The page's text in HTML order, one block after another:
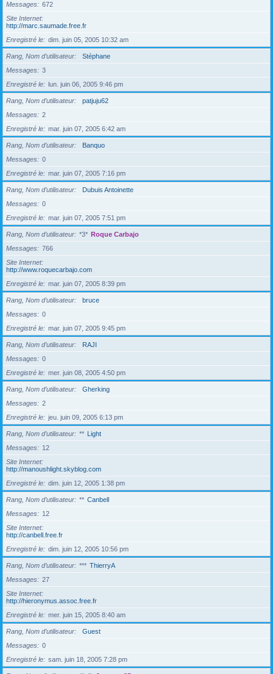
Messages
672
Site Internet
http://marc.saumade.free.fr
Enregistré le
dim. juin 05, 2005 10:32 am
Rang, Nom d’utilisateur
Stéphane
Messages
3
Enregistré le
lun. juin 06, 2005 9:46 pm
Rang, Nom d’utilisateur
patjuju62
Messages
2
Enregistré le
mar. juin 07, 2005 6:42 am
Rang, Nom d’utilisateur
Banquo
Messages
0
Enregistré le
mar. juin 07, 2005 7:16 pm
Rang, Nom d’utilisateur
Dubuis Antoinette
Messages
0
Enregistré le
mar. juin 07, 2005 7:51 pm
Rang, Nom d’utilisateur *3* Roque Carbajo
Messages
766
Site Internet
http://www.roquecarbajo.com
Enregistré le
mar. juin 07, 2005 8:39 pm
Rang, Nom d’utilisateur
bruce
Messages
0
Enregistré le
mar. juin 07, 2005 9:45 pm
Rang, Nom d’utilisateur
RAJI
Messages
0
Enregistré le
mer. juin 08, 2005 4:50 pm
Rang, Nom d’utilisateur
Gherking
Messages
2
Enregistré le
jeu. juin 09, 2005 6:13 pm
Rang, Nom d’utilisateur ** Light
Messages
12
Site Internet
http://manoushlight.skyblog.com
Enregistré le
dim. juin 12, 2005 1:38 pm
Rang, Nom d’utilisateur ** Canbell
Messages
12
Site Internet
http://canbell.free.fr
Enregistré le
dim. juin 12, 2005 10:56 pm
Rang, Nom d’utilisateur *** ThierryA
Messages
27
Site Internet
http://hieronymus.assoc.free.fr
Enregistré le
mer. juin 15, 2005 8:40 am
Rang, Nom d’utilisateur
Guest
Messages
0
Enregistré le
sam. juin 18, 2005 7:28 pm